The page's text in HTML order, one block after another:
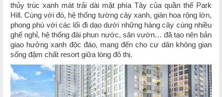
thủy trúc xanh mát trải dài mặt phía Tây của quần thể Park
Hill. Cùng với đó, hệ thống tường cây xanh, giàn hoa rộng lớn,
phong phú với các lối đi dạo dưới những hàng cây cùng nhiều
ghế nghỉ, hệ thống đài phun nước, sân vườn… đã tạo nên bản
giao hưởng xanh độc đáo, mang đến cho cư dân không gian
sống đậm chất resort giữa lòng đô thị.